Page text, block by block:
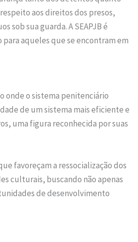
aos direitos dos presos,
sua guarda. A SEAPJB é
aqueles que se encontram em
onde o sistema penitenciário
de um sistema mais eficiente e
uma figura reconhecida por suas
favoreçam a ressocialização dos
culturais, buscando não apenas
de desenvolvimento